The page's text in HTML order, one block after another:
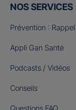
NOS SERVICES
Prévention :
Appli Gan Santé
Podcasts / Vidéos
Conseils